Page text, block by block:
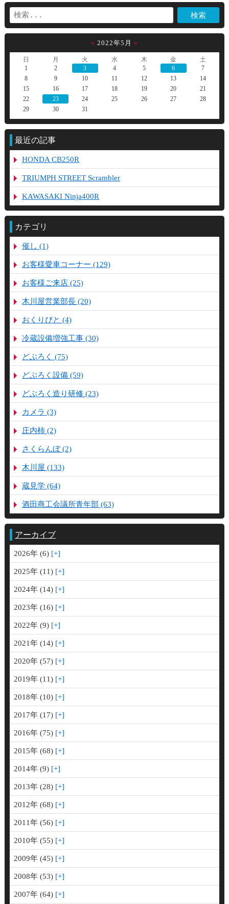
« 2022年5月 »
日 月 火 水 木 金
土
1
2 3 4 5 6
7
8
9 10 11 12 13
14
15
16 17 18 19 20
21
22
23 24 25 26 27
28
29
30 31
最近の記事
HONDA CB250R
TRIUMPH STREET Scrambler
KAWASAKI Ninja400R
カテゴリ
催し (1)
お客様愛車コーナー (129)
お客様ご来店 (25)
木川屋営業部長 (20)
おくりびと (4)
冷蔵設備増強工事 (30)
どぶろく (75)
どぶろく設備 (59)
どぶろく造り研修 (23)
カメラ (3)
庄内柿 (2)
さくらんぼ (2)
木川屋 (133)
蔵見学 (64)
酒田商工会議所青年部 (63)
アーカイブ
2026年 (6)
2025年 (11)
2024年 (14)
2023年 (16)
2022年 (9)
2021年 (14)
2020年 (57)
2019年 (11)
2018年 (10)
2017年 (17)
2016年 (75)
2015年 (68)
2014年 (9)
2013年 (28)
2012年 (68)
2011年 (56)
2010年 (55)
2009年 (45)
2008年 (53)
2007年 (64)